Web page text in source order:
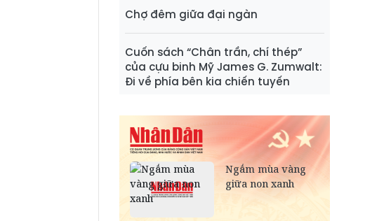
Chợ đêm giữa đại ngàn
Cuốn sách “Chân trần, chí thép”
của cựu binh Mỹ James G. Zumwalt:
Đi về phía bên kia chiến tuyến